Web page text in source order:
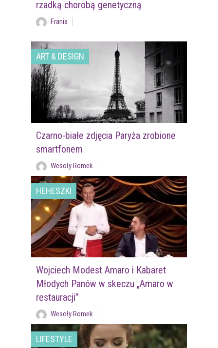
rzadką chorobą genetyczną
Frania
ART & DESIGN
Czarno-białe zdjęcia Paryża zrobione
smartfonem
Wesoły Romek
HEHESZKI
Wojciech Modest Amaro i Kabaret
Młodych Panów w skeczu „Amaro w
restauracji”
Wesoły Romek
LIFESTYLE